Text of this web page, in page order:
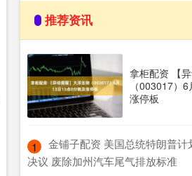
推荐资讯
拿柜配资 【
（003017）
涨停板
1
金铺子配资 美国总统特朗普计
决议 废除加州汽车尾气排放标准